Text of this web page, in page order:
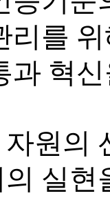
리를
과 혁
원의
실